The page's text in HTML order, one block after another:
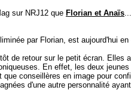
sur NRJ12 que Florian et Anaïs
par Florian, est aujourd'hui
de retour sur le petit écran. Elles
En effet, les deux
conseillères en image pour
d'une autre personnalité